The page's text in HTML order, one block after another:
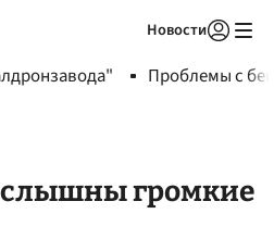
Новости
Проблемы с
слышны громкие